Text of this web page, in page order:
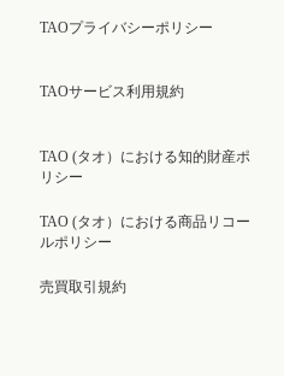
TAOプライバシーポリシー
TAOサービス利用規約
TAO (タオ）における知的財産ポ
リシー
TAO (タオ）における商品リコー
ルポリシー
売買取引規約